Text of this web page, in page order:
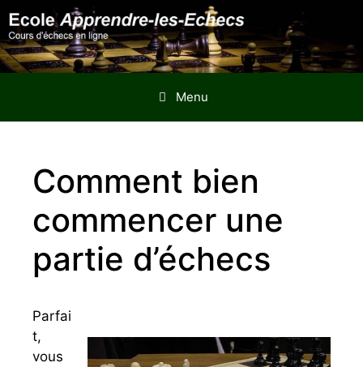
Aller
au
contenu
Menu
Comment bien
commencer une
partie d’échecs
Parfai
t,
vous